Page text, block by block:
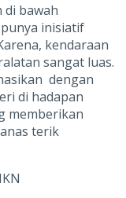
di bawah
inisiatif
kendaraan
sangat luas.
dengan
di hadapan
memberikan
terik